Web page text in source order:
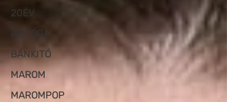
20ÉV
AURÓRA
BÁNKITÓ
MAROM
MAROMPOP